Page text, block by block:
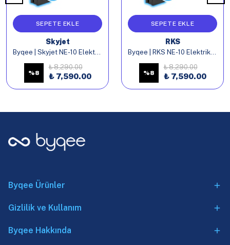
SEPETE EKLE
Skyjet
Byqee | Skyjet NE-10 Elektrikli Bisiklet Batarya
%8
₺ 8,290.00
₺ 7,590.00
SEPETE EKLE
RKS
Byqee | RKS NE-10 Elektrikli Bisiklet Batarya
%8
₺ 8,290.00
₺ 7,590.00
Byqee Ürünler
Gizlilik ve Kullanım
Byqee Hakkında